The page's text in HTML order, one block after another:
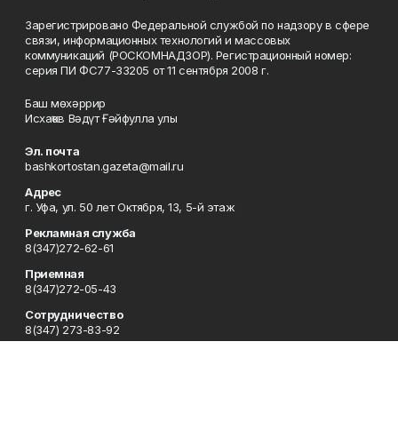
Зарегистрировано Федеральной службой по надзору в сфере
связи, информационных технологий и массовых
коммуникаций (РОСКОМНАДЗОР). Регистрационный номер:
серия ПИ ФС77-33205 от 11 сентября 2008 г.
Баш мөхәррир
Исхаҡов Вәдүт Ғәйфулла улы
Эл. почта
bashkortostan.gazeta@mail.ru
Адрес
г. Уфа, ул. 50 лет Октября, 13, 5-й этаж
Рекламная служба
8(347)272-62-61
Приемная
8(347)272-05-43
Сотрудничество
8(347) 273-83-92